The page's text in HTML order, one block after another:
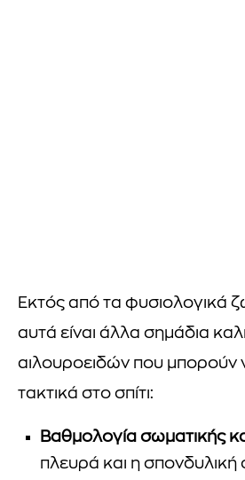
Εκτός από τα φυσιολογικά
αυτά είναι άλλα σημάδια
αιλουροειδών που μπορούν
τακτικά στο σπίτι:
Βαθμολογία σωματικής
πλευρά και η σπονδυλική